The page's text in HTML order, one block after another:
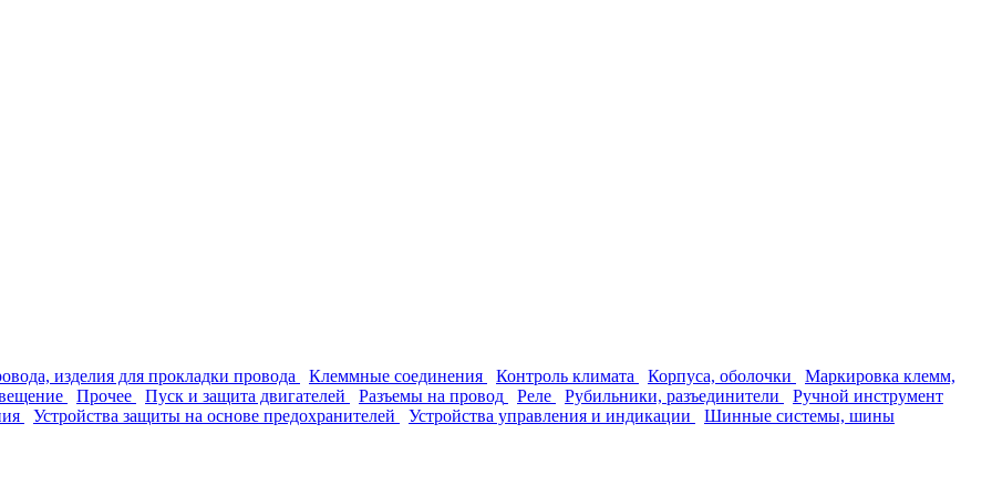
изделия для прокладки провода Клеммные соединения Контроль климата Корпуса, оболочки
Маркировка клемм,
Прочее Пуск и защита двигателей Разъемы на провод Реле Рубильники, разъединители
Ручной инструмент
Устройства защиты на основе предохранителей Устройства управления и индикации
Шинные системы, шины